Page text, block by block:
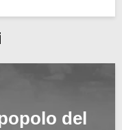
del